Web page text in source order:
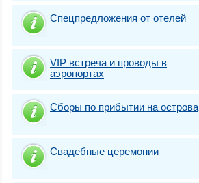
Спецпредложения от отелей
VIP встреча и проводы в
аэропортах
Сборы по прибытии на острова
Свадебные церемонии